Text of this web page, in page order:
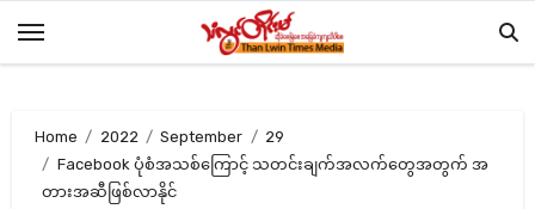
Home 2022 September
29
Facebook ပုံစံအသစ်ကြောင့် သတင်းချက်အလက်တွေအတွက် အ
တားအဆီဖြစ်လာနိုင်